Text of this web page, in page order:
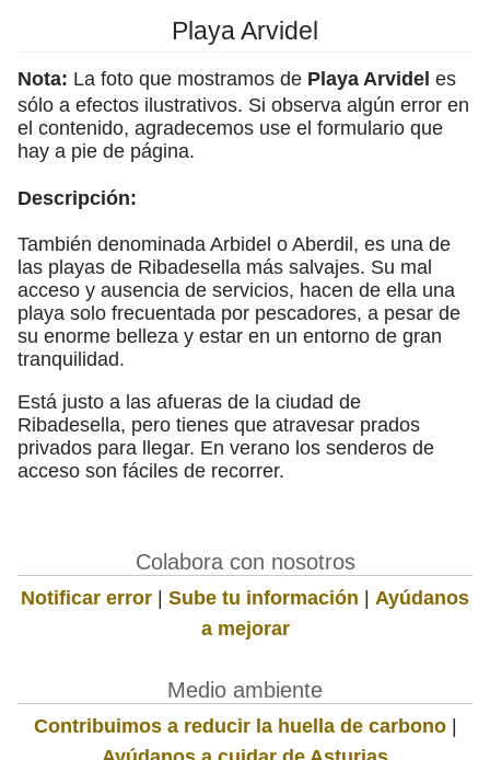
Playa Arvidel
Nota: La foto que mostramos de Playa Arvidel es
sólo a efectos ilustrativos. Si observa algún error en
el contenido, agradecemos use el formulario que
hay a pie de página.
Descripción:
También denominada Arbidel o Aberdil, es una de
las playas de Ribadesella más salvajes. Su mal
acceso y ausencia de servicios, hacen de ella una
playa solo frecuentada por pescadores, a pesar de
su enorme belleza y estar en un entorno de gran
tranquilidad.
Está justo a las afueras de la ciudad de
Ribadesella, pero tienes que atravesar prados
privados para llegar. En verano los senderos de
acceso son fáciles de recorrer.
Colabora con nosotros
Notificar error | Sube tu información | Ayúdanos
a mejorar
Medio ambiente
Contribuimos a reducir la huella de carbono|